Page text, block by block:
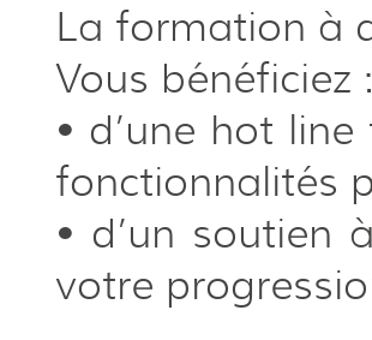
La formation à
Vous bénéficiez :
• d’une hot
fonctionnalités
• d’un soutien
votre